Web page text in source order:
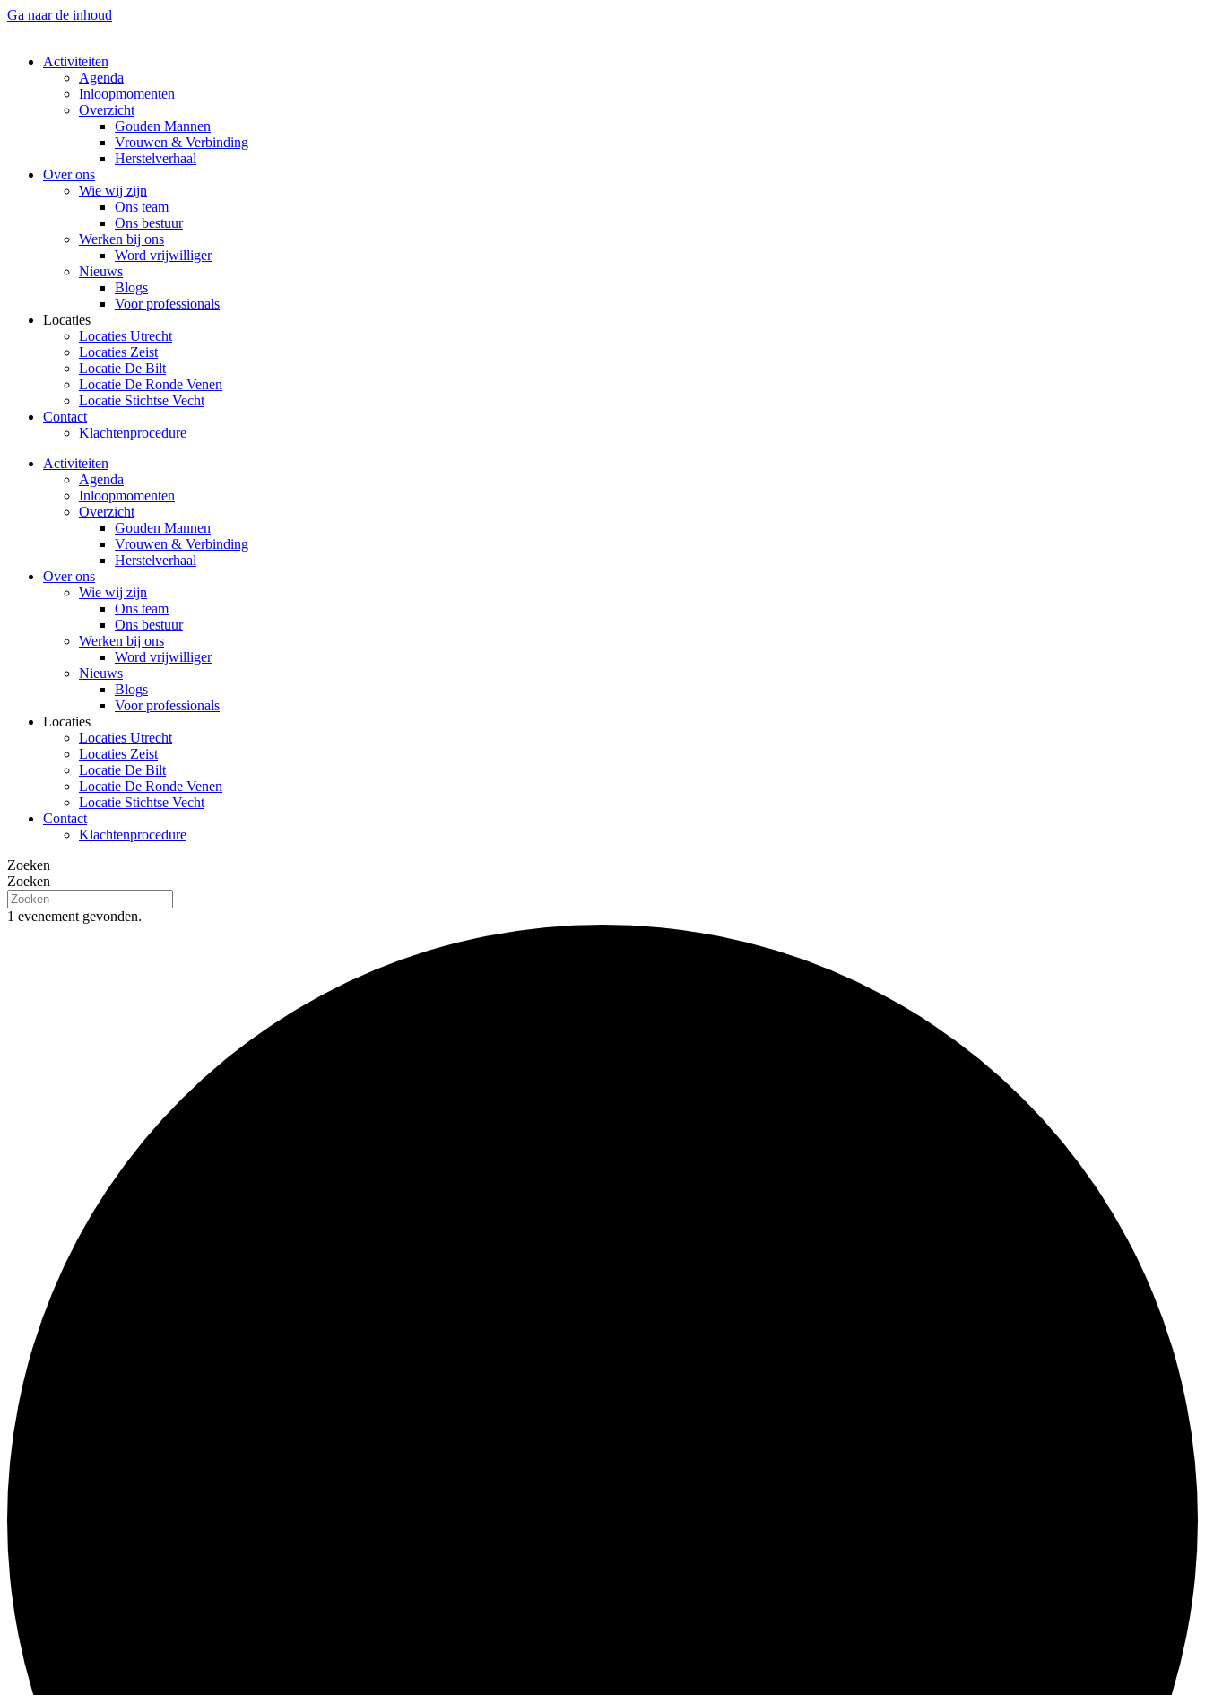
Ga naar de inhoud
Activiteiten
Agenda
Inloopmomenten
Overzicht
Gouden Mannen
Vrouwen & Verbinding
Herstelverhaal
Over ons
Wie wij zijn
Ons team
Ons bestuur
Werken bij ons
Word vrijwilliger
Nieuws
Blogs
Voor professionals
Locaties
Locaties Utrecht
Locaties Zeist
Locatie De Bilt
Locatie De Ronde Venen
Locatie Stichtse Vecht
Contact
Klachtenprocedure
Activiteiten
Agenda
Inloopmomenten
Overzicht
Gouden Mannen
Vrouwen & Verbinding
Herstelverhaal
Over ons
Wie wij zijn
Ons team
Ons bestuur
Werken bij ons
Word vrijwilliger
Nieuws
Blogs
Voor professionals
Locaties
Locaties Utrecht
Locaties Zeist
Locatie De Bilt
Locatie De Ronde Venen
Locatie Stichtse Vecht
Contact
Klachtenprocedure
Zoeken
Zoeken
1 evenement gevonden.